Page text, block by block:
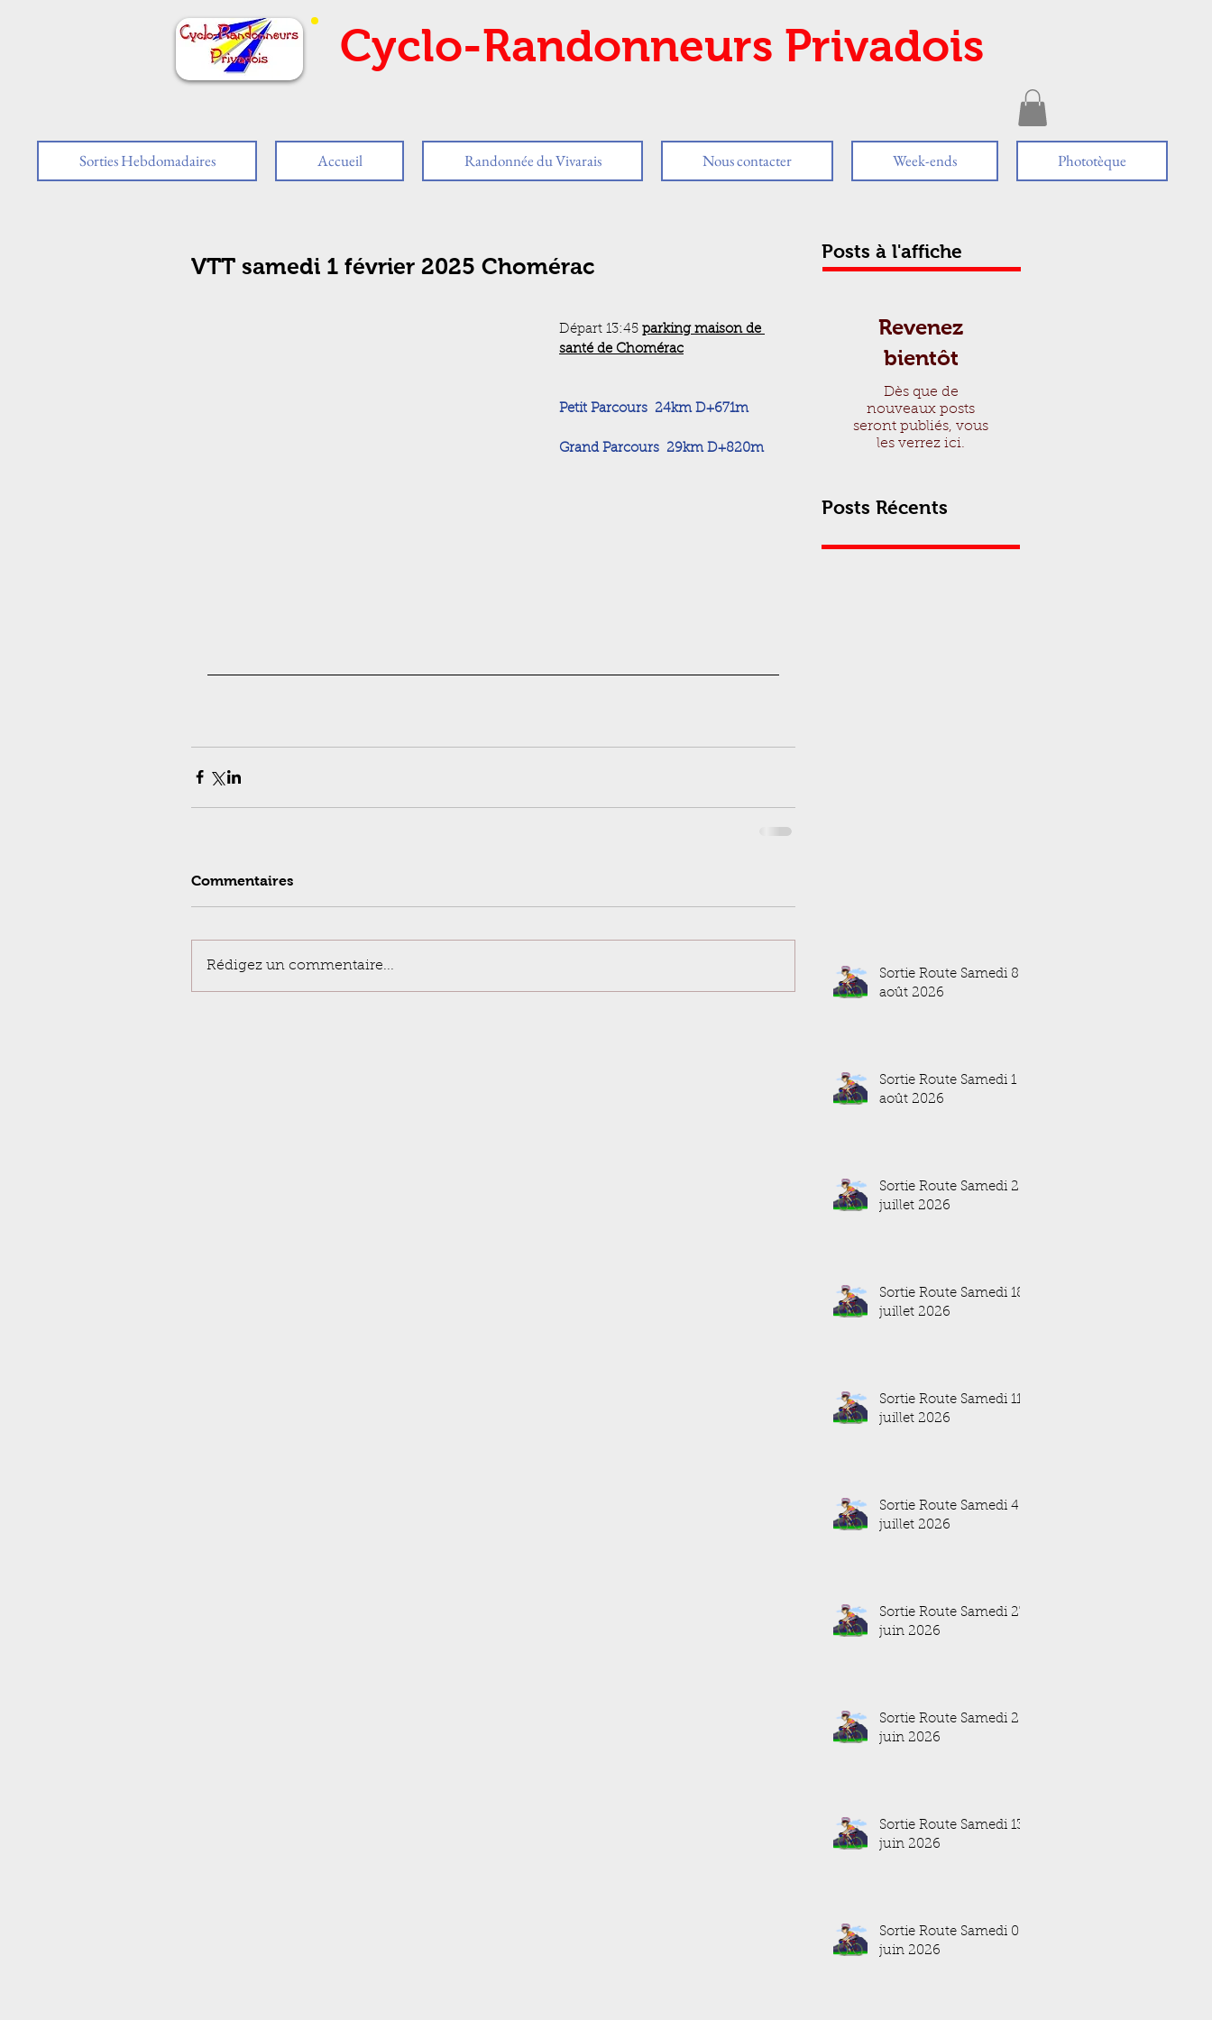
Cyclo-Randonneurs Privadois
Sorties Hebdomadaires Accueil Randonnée du Vivarais Nous contacter Week-ends Phototèque
VTT samedi 1 février 2025 Chomérac
Départ 13:45 parking maison de
santé de Chomérac
Petit Parcours  24km D+671m
Grand Parcours  29km D+820m
Commentaires
Rédigez un commentaire...
Posts à l'affiche
Revenez
bientôt
Dès que de
nouveaux posts
seront publiés, vous
les verrez ici.
Posts Récents
Sortie Route Samedi 8
août 2026
Sortie Route Samedi 1
août 2026
Sortie Route Samedi 25
juillet 2026
Sortie Route Samedi 18
juillet 2026
Sortie Route Samedi 11
juillet 2026
Sortie Route Samedi 4
juillet 2026
Sortie Route Samedi 27
juin 2026
Sortie Route Samedi 20
juin 2026
Sortie Route Samedi 13
juin 2026
Sortie Route Samedi 06
juin 2026